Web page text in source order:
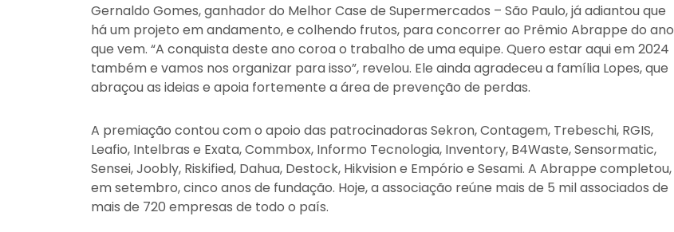
Gernaldo Gomes, ganhador do Melhor Case de Supermercados – São Paulo, já adiantou que
há um projeto em andamento, e colhendo frutos, para concorrer ao Prêmio Abrappe do ano
que vem. “A conquista deste ano coroa o trabalho de uma equipe. Quero estar aqui em 2024
também e vamos nos organizar para isso”, revelou. Ele ainda agradeceu a família Lopes, que
abraçou as ideias e apoia fortemente a área de prevenção de perdas.
A premiação contou com o apoio das patrocinadoras Sekron, Contagem, Trebeschi, RGIS,
Leafio, Intelbras e Exata, Commbox, Informo Tecnologia, Inventory, B4Waste, Sensormatic,
Sensei, Joobly, Riskified, Dahua, Destock, Hikvision e Empório e Sesami. A Abrappe completou,
em setembro, cinco anos de fundação. Hoje, a associação reúne mais de 5 mil associados de
mais de 720 empresas de todo o país.